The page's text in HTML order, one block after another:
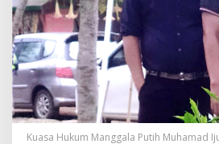
a
i
Kuasa Hukum Manggala Putih Muhamad